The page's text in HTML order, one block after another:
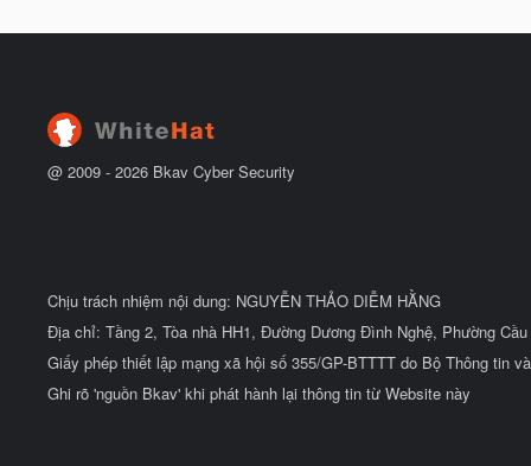
@ 2009 - 2026 Bkav Cyber Security
Chịu trách nhiệm nội dung: NGUYỄN THẢO DIỄM HẰNG
Địa chỉ: Tầng 2, Tòa nhà HH1, Đường Dương Đình Nghệ, Phường
Giấy phép thiết lập mạng xã hội số 355/GP-BTTTT do Bộ Thông tin
Ghi rõ 'nguồn Bkav' khi phát hành lại thông tin từ Website này